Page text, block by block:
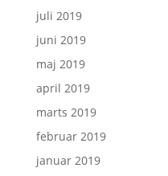
juli 2019
juni 2019
maj 2019
april 2019
marts 2019
februar 2019
januar 2019